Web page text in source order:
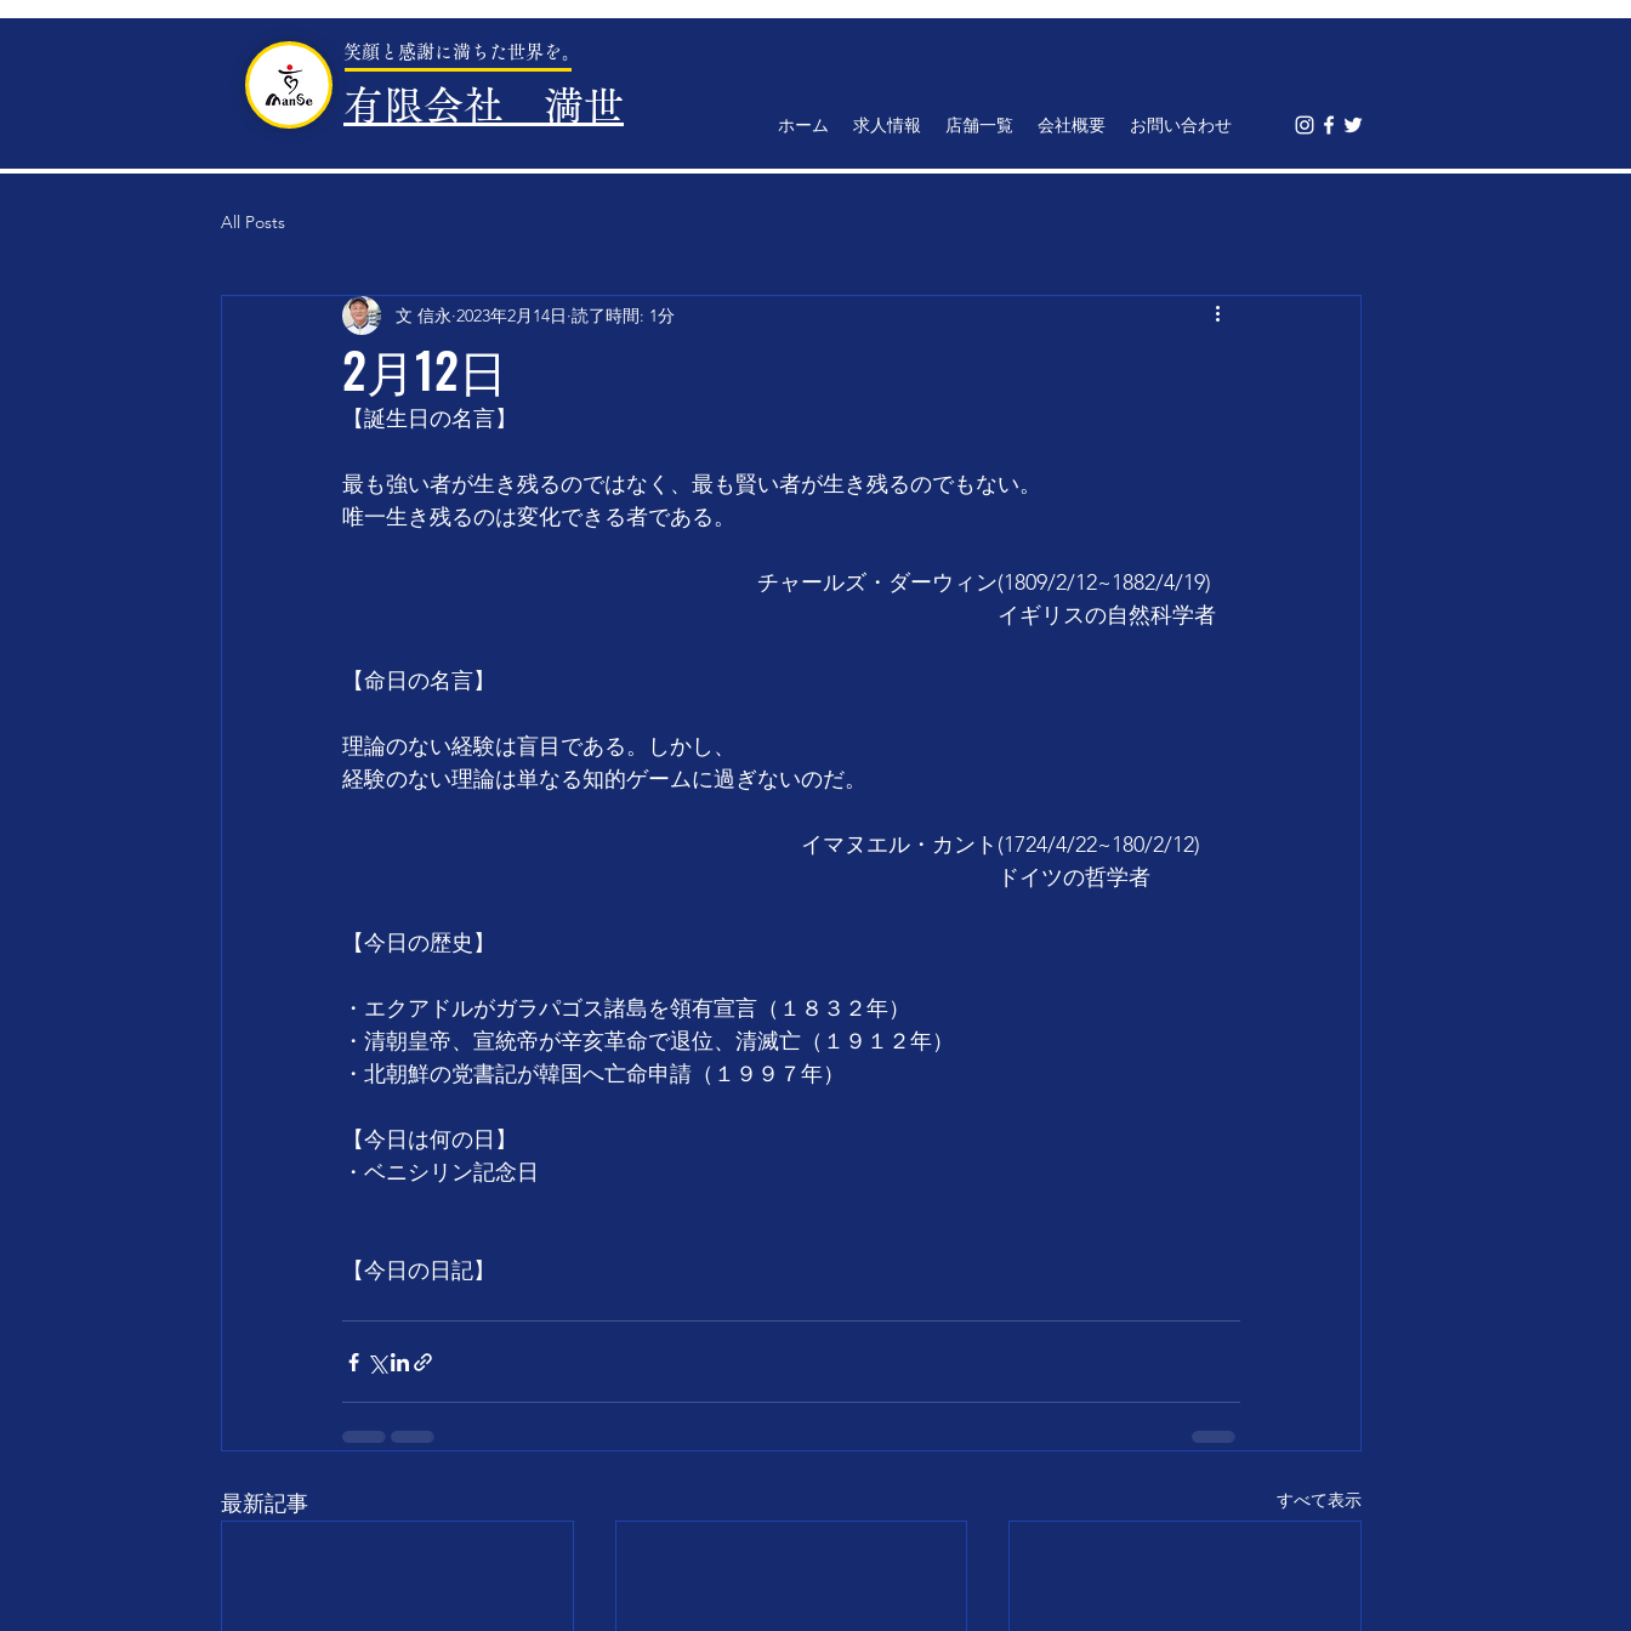
笑顔と感謝に満ちた世界を。
有限会社 満世 ホーム 求人情報 店舗一覧 会社概要 お問い合わせ
All Posts
2月12日
文 信永 2023年2月14日 読了時間: 1分
【誕生日の名言】
最も強い者が生き残るのではなく、最も賢い者が生き残るのでもない。
唯一生き残るのは変化できる者である。
チャールズ・ダーウィン(1809/2/12~1882/4/19)
イギリスの自然科学者
【命日の名言】
理論のない経験は盲目である。しかし、
経験のない理論は単なる知的ゲームに過ぎないのだ。
イマヌエル・カント(1724/4/22~180/2/12)
ドイツの哲学者
【今日の歴史】
・エクアドルがガラパゴス諸島を領有宣言（１８３２年）
・清朝皇帝、宣統帝が辛亥革命で退位、清滅亡（１９１２年）
・北朝鮮の党書記が韓国へ亡命申請（１９９７年）
【今日は何の日】
・ベニシリン記念日
【今日の日記】
最新記事 すべて表示